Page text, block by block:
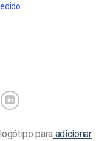
para adicionar